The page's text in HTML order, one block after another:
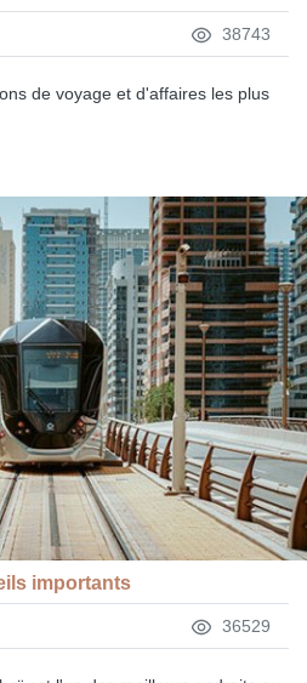
38743
de voyage et d'affaires les plus
importants
36529